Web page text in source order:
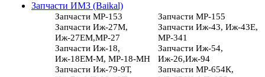
Запчасти ИМЗ (Baikal)
Запчасти МР-153
Запчасти МР-155
Запчасти Иж-27М,
Иж-27ЕМ,МР-27
Запчасти Иж-43, Иж-43Е,
МР-341
Запчасти Иж-18,
Иж-18ЕМ-М, МР-18-МН
Запчасти Иж-54,
Иж-26,Иж-94
Запчасти Иж-79-9Т,
Запчасти МР-654К,